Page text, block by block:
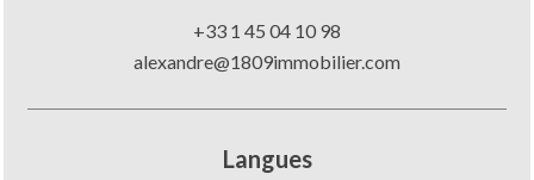
+33 1 45 04 10 98
alexandre@1809immobilier.com
Langues